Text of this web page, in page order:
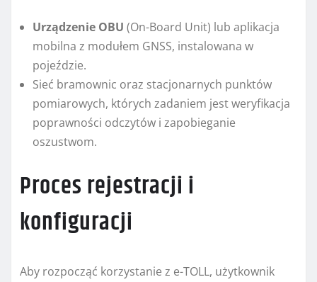
Urządzenie OBU (On-Board Unit) lub aplikacja
mobilna z modułem GNSS, instalowana w
pojeździe.
Sieć bramownic oraz stacjonarnych punktów
pomiarowych, których zadaniem jest weryfikacja
poprawności odczytów i zapobieganie
oszustwom.
Proces rejestracji i
konfiguracji
Aby rozpocząć korzystanie z e-TOLL, użytkownik